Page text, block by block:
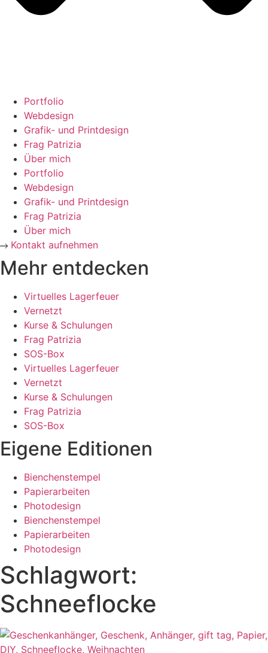
Portfolio
Webdesign
Grafik- und Printdesign
Frag Patrizia
Über mich
Portfolio
Webdesign
Grafik- und Printdesign
Frag Patrizia
Über mich
Kontakt aufnehmen
Mehr entdecken
Virtuelles Lagerfeuer
Vernetzt
Kurse & Schulungen
Frag Patrizia
SOS-Box
Virtuelles Lagerfeuer
Vernetzt
Kurse & Schulungen
Frag Patrizia
SOS-Box
Eigene Editionen
Bienchenstempel
Papierarbeiten
Photodesign
Bienchenstempel
Papierarbeiten
Photodesign
Schlagwort:
Schneeflocke